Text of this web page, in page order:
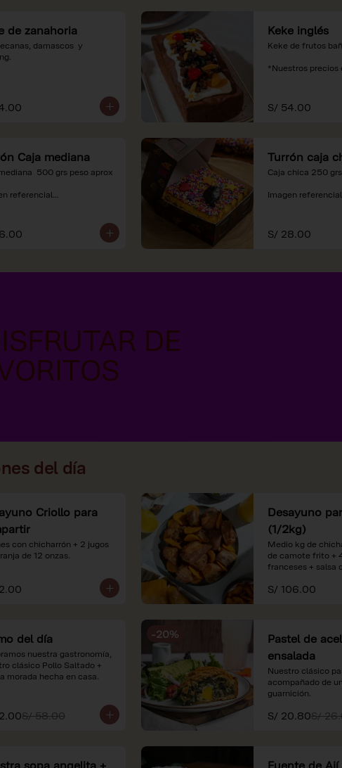
de zanahoria
damascos  y
Keke inglés
Keke de frutos
*Nuestros precios
S/ 54.00
Caja mediana
500 grs peso aprox
referencial
en soles e incluyen
de ley y recargo al
Turrón caja
Caja chica 250
Imagen referencial
expresados en
impuestos de ley y
S/ 28.00
del día
Criollo para
con chicharrón + 2 jugos
de 12 onzas.
en soles e incluyen
Desayuno
(1/2kg)
Medio kg de
de camote frito +
franceses + salsa
criollo + 1 litro de
consumo.
S/ 106.00
del día
nuestra gastronomía,
clásico Pollo Saltado +
morada hecha en casa.
S/ 58.00
-20%
Pastel de
ensalada
Nuestro clásico
acompañado de
guarnición.
S/ 20.80S/
sopa angelita +
Fuente de